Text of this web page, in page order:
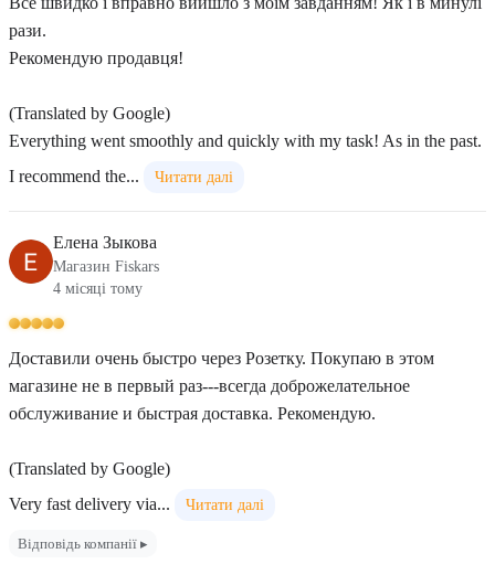
рази.
Рекомендую продавця!
(Translated by Google)
Everything went smoothly and quickly with my task! As in the past.
I recommend the...
Читати далі
Елена Зыкова
Магазин Fiskars
4 місяці тому
Доставили очень быстро через Розетку. Покупаю в этом
магазине не в первый раз---всегда доброжелательное
обслуживание и быстрая доставка. Рекомендую.
(Translated by Google)
Very fast delivery via...
Читати далі
Відповідь компанії ▸